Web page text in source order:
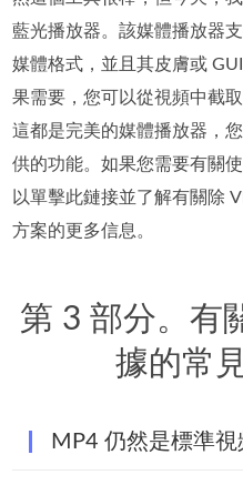
藍光播放器。該媒體播放器
媒體格式，並且其皮膚或
果需要，您可以從視頻中截
這都是完美的媒體播放器，
供的功能。如果您需要有關
以單擊此鏈接並了解有關除
方案的更多信息。
第 3 部分。有
據的常
MP4 仍然是標準視